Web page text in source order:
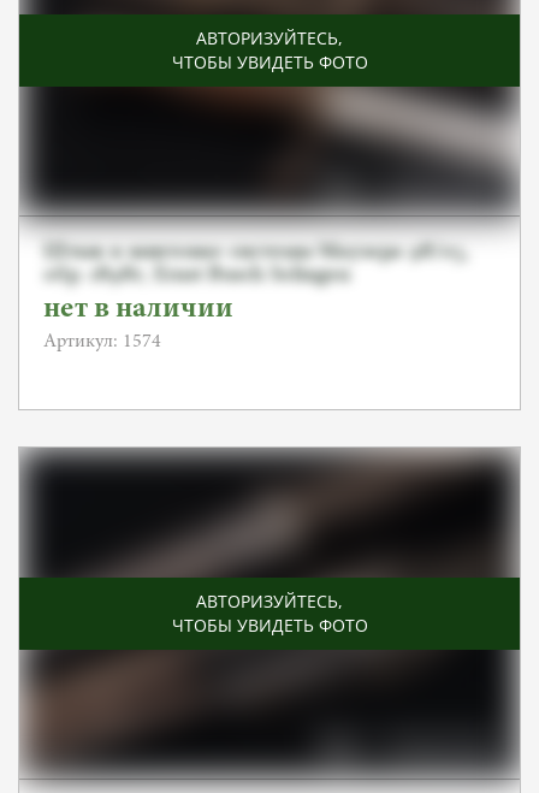
АВТОРИЗУЙТЕСЬ,
ЧТОБЫ УВИДЕТЬ ФОТО
Штык к винтовке системы Маузера 98/05,
обр. 1898г, Ernst Busch Solingen
нет в наличии
Артикул: 1574
АВТОРИЗУЙТЕСЬ,
ЧТОБЫ УВИДЕТЬ ФОТО